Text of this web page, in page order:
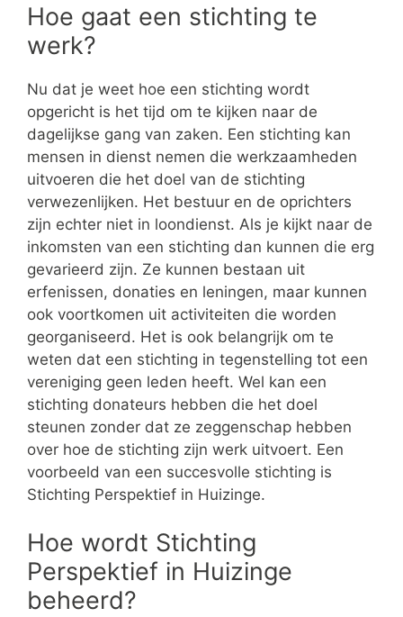
Hoe gaat een stichting te
werk?
Nu dat je weet hoe een stichting wordt
opgericht is het tijd om te kijken naar de
dagelijkse gang van zaken. Een stichting kan
mensen in dienst nemen die werkzaamheden
uitvoeren die het doel van de stichting
verwezenlijken. Het bestuur en de oprichters
zijn echter niet in loondienst. Als je kijkt naar de
inkomsten van een stichting dan kunnen die erg
gevarieerd zijn. Ze kunnen bestaan uit
erfenissen, donaties en leningen, maar kunnen
ook voortkomen uit activiteiten die worden
georganiseerd. Het is ook belangrijk om te
weten dat een stichting in tegenstelling tot een
vereniging geen leden heeft. Wel kan een
stichting donateurs hebben die het doel
steunen zonder dat ze zeggenschap hebben
over hoe de stichting zijn werk uitvoert. Een
voorbeeld van een succesvolle stichting is
Stichting Perspektief in Huizinge.
Hoe wordt Stichting
Perspektief in Huizinge
beheerd?